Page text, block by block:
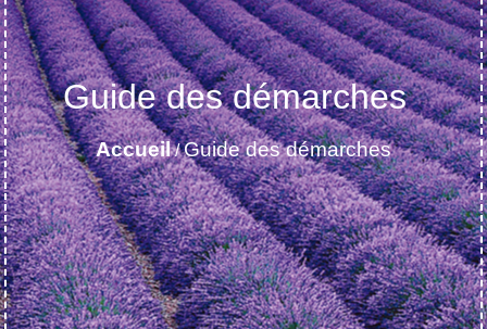
Guide des démarches
Accueil/Guide des démarches